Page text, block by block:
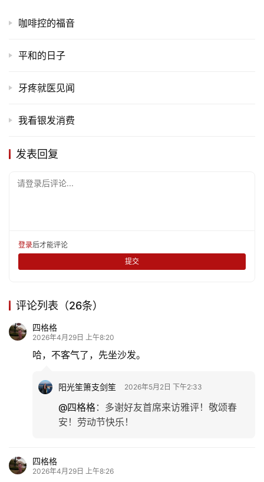
育
乐
专
多
咖啡控的福音
平和的日子
牙疼就医见闻
我看银发消费
发表回复
请登录后评论...
登录后才能评论
提交
评论列表（26条）
四格格
2026年4月29日 上午8:20
哈，不客气了，先坐沙发。
阳光笙箫支剑笙 2026年5月2日 下午2:33
@四格格： 多谢好友首席来访雅评！敬颂春
安！劳动节快乐！
四格格
2026年4月29日 上午8:26